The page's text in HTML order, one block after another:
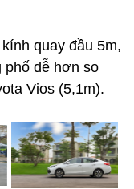
quay đầu 5m,
phố dễ hơn so
Vios (5,1m).